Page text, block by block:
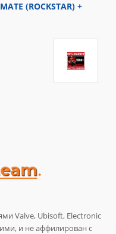
(ROCKSTAR) +
Valve, Ubisoft, Electronic
и не аффилирован с